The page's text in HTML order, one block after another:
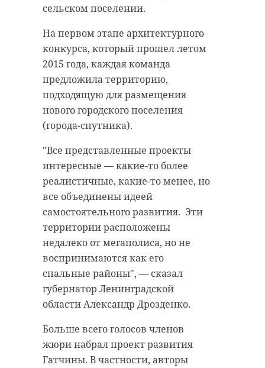
сельском поселении.
На первом этапе архитектурного
конкурса, который прошел летом
2015 года, каждая команда
предложила территорию,
подходящую для размещения
нового городского поселения
(города-спутника).
"Все представленные проекты
интересные — какие-то более
реалистичные, какие-то менее, но
все объединены идеей
самостоятельного развития. Эти
территории расположены
недалеко от мегаполиса, но не
воспринимаются как его
спальные районы", — сказал
губернатор Ленинградской
области Александр Дрозденко.
Больше всего голосов членов
жюри набрал проект развития
Гатчины. В частности, авторы
Поделиться статьей:
Как управлять
олимпийскими
чемпионами и что
ждать от ...
28 ноября 2019, 13:49
Матное
учителя
18 июня, 17:09
линия маннергейма
Поделиться статьей: